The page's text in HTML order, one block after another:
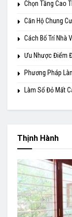
Chọn Tầng Cao
Căn Hộ Chung
Cách Bố Trí Nhà
Ưu Nhược Điểm
Phương Pháp
Làm Sổ Đỏ Mất
Thịnh Hành